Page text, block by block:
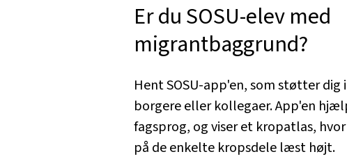
Er du SOSU-elev med
migrantbaggrund?
Hent SOSU-app'en, som støtter dig
borgere eller kollegaer. App'en
fagsprog, og viser et kropatlas,
på de enkelte kropsdele læst højt.